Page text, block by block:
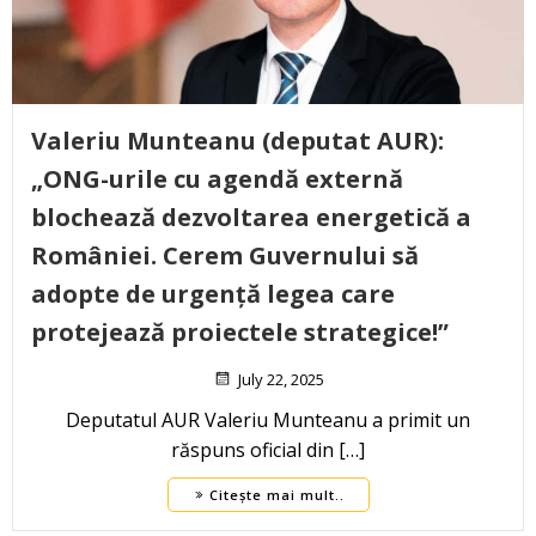
Valeriu Munteanu (deputat AUR):
„ONG-urile cu agendă externă
blochează dezvoltarea energetică a
României. Cerem Guvernului să
adopte de urgență legea care
protejează proiectele strategice!”
July 22, 2025
Deputatul AUR Valeriu Munteanu a primit un
răspuns oficial din […]
Citește mai mult..